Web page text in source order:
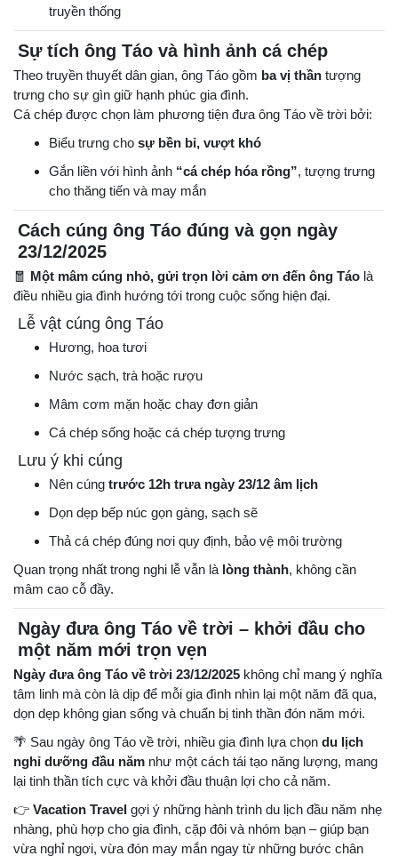
truyền thống
Sự tích ông Táo và hình ảnh cá chép
Theo truyền thuyết dân gian, ông Táo gồm ba vị thần tượng
trưng cho sự gìn giữ hạnh phúc gia đình.
Cá chép được chọn làm phương tiện đưa ông Táo về trời bởi:
Biểu trưng cho sự bền bỉ, vượt khó
Gắn liền với hình ảnh “cá chép hóa rồng”, tượng trưng
cho thăng tiến và may mắn
Cách cúng ông Táo đúng và gọn ngày
23/12/2025
🧧 Một mâm cúng nhỏ, gửi trọn lời cảm ơn đến ông Táo là
điều nhiều gia đình hướng tới trong cuộc sống hiện đại.
Lễ vật cúng ông Táo
Hương, hoa tươi
Nước sạch, trà hoặc rượu
Mâm cơm mặn hoặc chay đơn giản
Cá chép sống hoặc cá chép tượng trưng
Lưu ý khi cúng
Nên cúng trước 12h trưa ngày 23/12 âm lịch
Dọn dẹp bếp núc gọn gàng, sạch sẽ
Thả cá chép đúng nơi quy định, bảo vệ môi trường
Quan trọng nhất trong nghi lễ vẫn là lòng thành, không cần
mâm cao cỗ đầy.
Ngày đưa ông Táo về trời – khởi đầu cho
một năm mới trọn vẹn
Ngày đưa ông Táo về trời 23/12/2025 không chỉ mang ý nghĩa
tâm linh mà còn là dịp để mỗi gia đình nhìn lại một năm đã qua,
dọn dẹp không gian sống và chuẩn bị tinh thần đón năm mới.
🌴 Sau ngày ông Táo về trời, nhiều gia đình lựa chọn du lịch
nghỉ dưỡng đầu năm như một cách tái tạo năng lượng, mang
lại tinh thần tích cực và khởi đầu thuận lợi cho cả năm.
👉 Vacation Travel gợi ý những hành trình du lịch đầu năm nhẹ
nhàng, phù hợp cho gia đình, cặp đôi và nhóm bạn – giúp bạn
vừa nghỉ ngơi, vừa đón may mắn ngay từ những bước chân